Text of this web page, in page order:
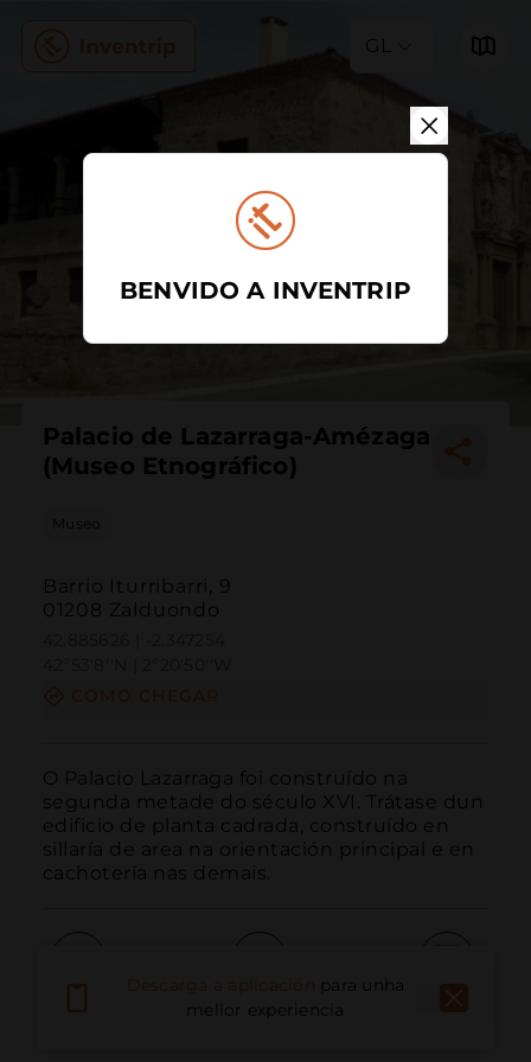
GL
Palacio de Lazarraga-Amézaga
(Museo Etnográfico)
Museo
Barrio Iturribarri, 9
01208 Zalduondo
O Palacio Lazarraga foi construído na
segunda metade do século XVI. Trátase dun
edificio de planta cadrada, construído en
sillaría de area na orientación principal e en
cachotería nas demais.
Correo electrónico
para unha
mellor experiencia
BENVIDO A INVENTRIP